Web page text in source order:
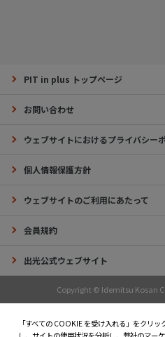
PIT in plus トップページ
お問い合わせ
ウェブサイトにおけるプライバシー
個人情報保護方針
ウェブサイトのご利用にあたって
会員規約
出光公式ウェブサイト
Copyright © Idemitsu Kosan
「すべての COOKIE を受け入れる」をクリ